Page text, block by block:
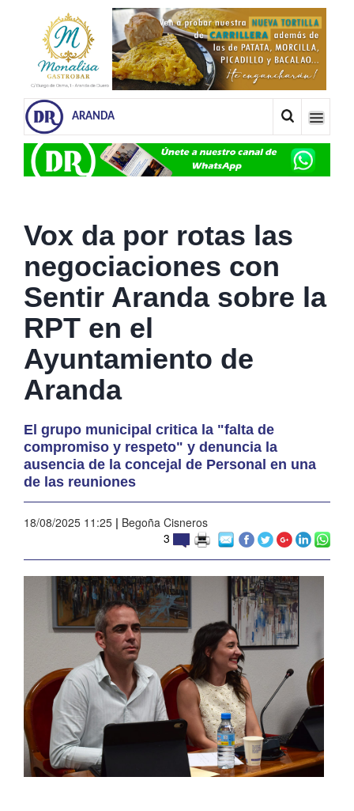
ARANDA
Vox da por rotas las
negociaciones con
Sentir Aranda sobre la
RPT en el
Ayuntamiento de
Aranda
El grupo municipal critica la "falta de
compromiso y respeto" y denuncia la
ausencia de la concejal de Personal en una
de las reuniones
18/08/2025 11:25 | Begoña Cisneros
3